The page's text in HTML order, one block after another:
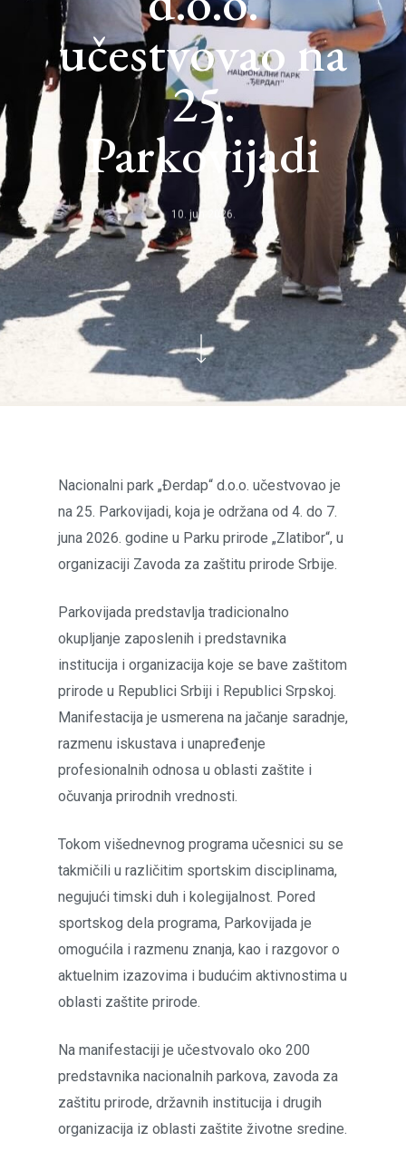
učestvovao na
25.
Parkovijadi
10. jun 2026.
Nacionalni park „Đerdap“ d.o.o. učestvovao je
na 25. Parkovijadi, koja je održana od 4. do 7.
juna 2026. godine u Parku prirode „Zlatibor“, u
organizaciji Zavoda za zaštitu prirode Srbije.
Parkovijada predstavlja tradicionalno
okupljanje zaposlenih i predstavnika
institucija i organizacija koje se bave zaštitom
prirode u Republici Srbiji i Republici Srpskoj.
Manifestacija je usmerena na jačanje saradnje,
razmenu iskustava i unapređenje
profesionalnih odnosa u oblasti zaštite i
očuvanja prirodnih vrednosti.
Tokom višednevnog programa učesnici su se
takmičili u različitim sportskim disciplinama,
negujući timski duh i kolegijalnost. Pored
sportskog dela programa, Parkovijada je
omogućila i razmenu znanja, kao i razgovor o
aktuelnim izazovima i budućim aktivnostima u
oblasti zaštite prirode.
Na manifestaciji je učestvovalo oko 200
predstavnika nacionalnih parkova, zavoda za
zaštitu prirode, državnih institucija i drugih
organizacija iz oblasti zaštite životne sredine.